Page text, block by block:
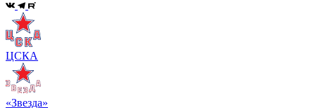
ЦСКА
«Звезда»